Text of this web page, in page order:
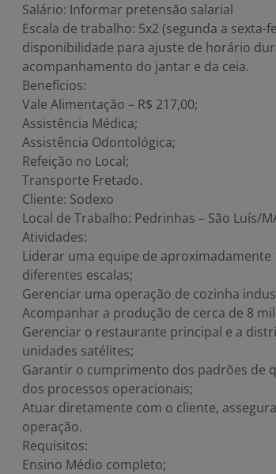
Salário: Informar pretensão salarial
Escala de trabalho: 5x2 (segunda a sexta-
disponibilidade para ajuste de horário
acompanhamento do jantar e da ceia.
Benefícios:
Vale Alimentação – R$ 217,00;
Assistência Médica;
Assistência Odontológica;
Refeição no Local;
Transporte Fretado.
Cliente: Sodexo
Local de Trabalho: Pedrinhas – São Luís/
Atividades:
Liderar uma equipe de
diferentes escalas;
Gerenciar uma operação de cozinha
Acompanhar a produção de cerca de 8
Gerenciar o restaurante principal e a
unidades satélites;
Garantir o cumprimento dos padrões de
dos processos operacionais;
Atuar diretamente com o cliente,
operação.
Requisitos:
Ensino Médio completo;